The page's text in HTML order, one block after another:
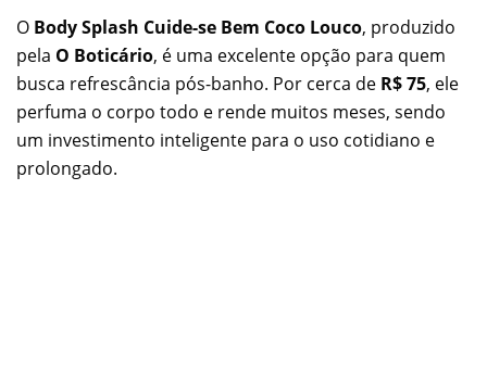
O Body Splash Cuide-se Bem Coco Louco, produzido
pela O Boticário, é uma excelente opção para quem
busca refrescância pós-banho. Por cerca de R$ 75, ele
perfuma o corpo todo e rende muitos meses, sendo
um investimento inteligente para o uso cotidiano e
prolongado.